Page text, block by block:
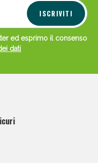
ISCRIVITI
ed esprimo il consenso
dati